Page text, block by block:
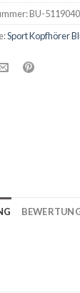
BU-
Sport Kopfhörer